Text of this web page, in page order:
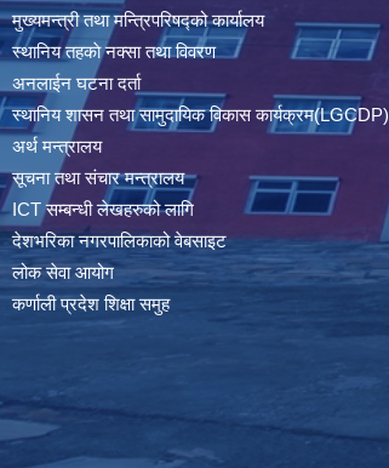
मुख्यमन्त्री तथा मन्त्रिपरिषद्को कार्यालय
स्थानिय तहकाे नक्सा तथा विवरण
अनलाईन घटना दर्ता
स्थानिय शासन तथा सामुदायिक विकास कार्यक्रम(LGCDP)
अर्थ मन्त्रालय
सूचना तथा संचार मन्त्रालय
ICT सम्बन्धी लेखहरुको लागि
देशभरिका नगरपालिकाको वेबसाइट
लोक सेवा आयोग
कर्णाली प्रदेश शिक्षा समुह